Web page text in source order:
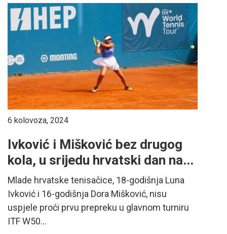
6 kolovoza, 2024
Ivković i Mišković bez drugog
kola, u srijedu hrvatski dan na...
Mlade hrvatske tenisačice, 18-godišnja Luna
Ivković i 16-godišnja Dora Mišković, nisu
uspjele proći prvu prepreku u glavnom turniru
ITF W50...